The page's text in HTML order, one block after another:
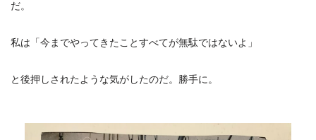
だ。
私は「今までやってきたことすべてが無駄ではないよ」
と後押しされたような気がしたのだ。勝手に。